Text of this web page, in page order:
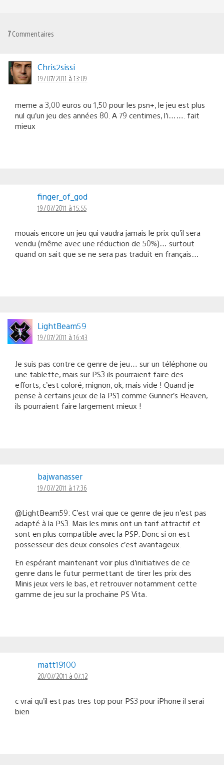
7Commentaires
Chris2sissi
19/07/2011 à 13:09
meme a 3,00 euros ou 1,50 pour les psn+, le jeu est plus
nul qu’un jeu des années 80. A 79 centimes, l’i……. fait
mieux
finger_of_god
19/07/2011 à 15:55
mouais encore un jeu qui vaudra jamais le prix qu’il sera
vendu (même avec une réduction de 50%)… surtout
quand on sait que se ne sera pas traduit en français…
LightBeam59
19/07/2011 à 16:43
Je suis pas contre ce genre de jeu… sur un téléphone ou
une tablette, mais sur PS3 ils pourraient faire des
efforts, c’est coloré, mignon, ok, mais vide ! Quand je
pense à certains jeux de la PS1 comme Gunner’s Heaven,
ils pourraient faire largement mieux !
bajwanasser
19/07/2011 à 17:36
@LightBeam59: C’est vrai que ce genre de jeu n’est pas
adapté à la PS3. Mais les minis ont un tarif attractif et
sont en plus compatible avec la PSP. Donc si on est
possesseur des deux consoles c’est avantageux.
En espérant maintenant voir plus d’initiatives de ce
genre dans le futur permettant de tirer les prix des
Minis jeux vers le bas, et retrouver notamment cette
gamme de jeu sur la prochaine PS Vita.
matt19100
20/07/2011 à 07:12
c vrai qu’il est pas tres top pour PS3 pour iPhone il serai
bien